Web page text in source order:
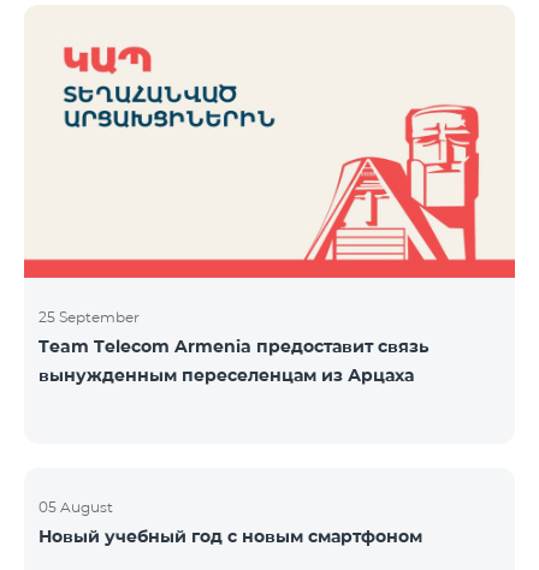
25 September
Team Telecom Armenia предоставит связь
вынужденным переселенцам из Арцаха
05 August
Новый учебный год с новым смартфоном